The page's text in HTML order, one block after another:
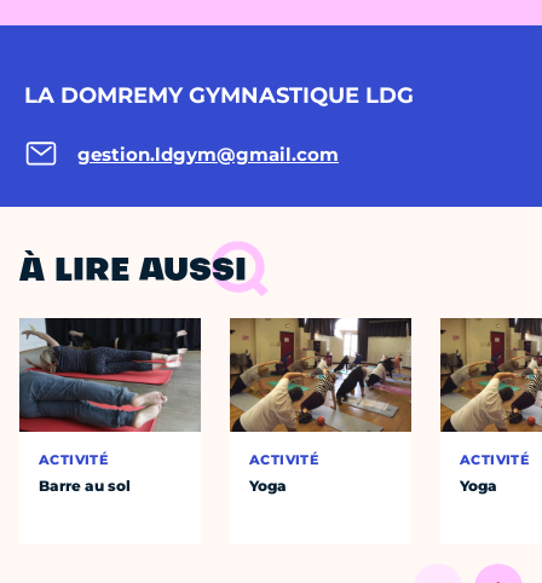
LA DOMREMY GYMNASTIQUE LDG
gestion.ldgym@gmail.com
À LIRE AUSSI
ACTIVITÉ
Barre au sol
ACTIVITÉ
Yoga
ACTIVITÉ
Yoga